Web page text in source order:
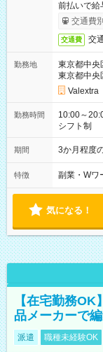
前払いで給
交通費
交通費 交
勤務地
東京都中央
東京都中央
Valextra
勤務時間
10:00～20:00 実働7.5時間／休憩1.5時間 営業時間
シフト制
期間 3か月程度
特徴 副業・Wワ
気になる！
【在宅勤務
品メーカーで
派遣 職種未経験OK